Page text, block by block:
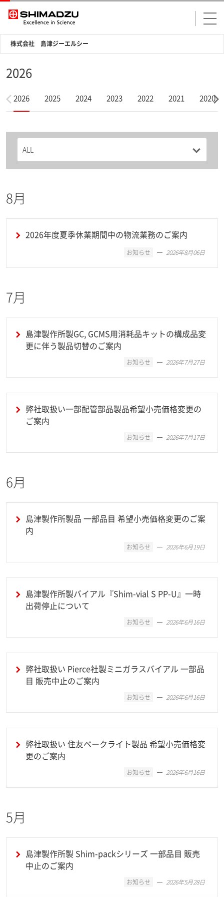
株式会社 島津ジーエルシー
2026
2026 2025 2024 2023 2022 2021 2020
8月
2026年度夏季休業期間中の物流業務のご案内
お知らせ 2026年8月06日
7月
島津製作所製GC, GCMS用消耗品キットの構成品変
更に伴う製品切替のご案内
お知らせ 2026年7月27日
弊社取扱い一部配管部品製品希望小売価格変更の
ご案内
お知らせ 2026年7月17日
6月
島津製作所製品 一部品目 希望小売価格変更のご案
内
お知らせ 2026年6月19日
島津製作所製バイアル『Shim-vial S PP-U』一時
出荷停止について
お知らせ 2026年6月16日
弊社取扱い Pierce社製ミニガラスバイアル 一部品
目 販売中止のご案内
お知らせ 2026年6月16日
弊社取扱い 住友ベークライト製品 希望小売価格変
更のご案内
お知らせ 2026年6月16日
5月
島津製作所製 Shim-packシリーズ 一部品目 販売
中止のご案内
お知らせ 2026年5月28日